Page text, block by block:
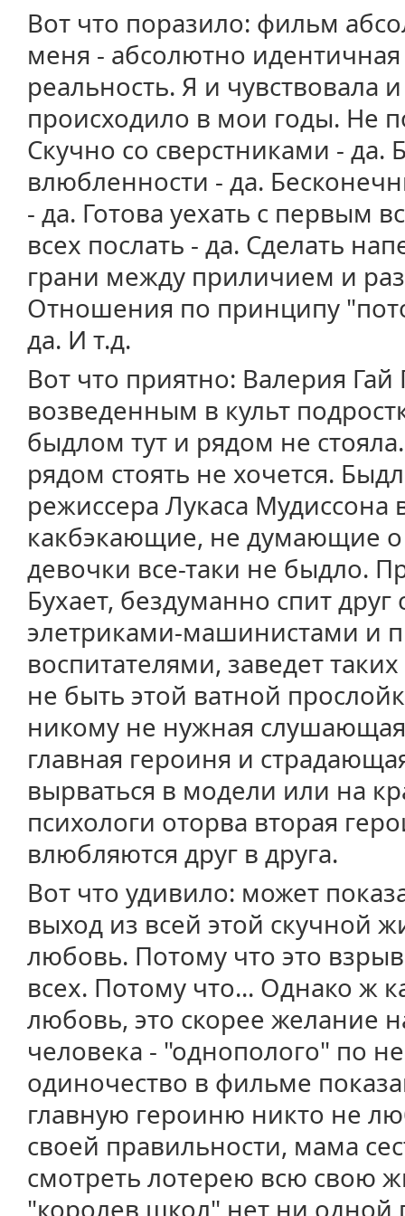
Вот что поразило: фильм
меня - абсолютно
реальность. Я и чувствовала
происходило в мои годы. Не
Скучно со сверстниками - да.
влюбленности - да.
- да. Готова уехать с первым
всех послать - да. Сделать
грани между приличием и
Отношения по принципу
да. И т.д.
Вот что приятно: Валерия
возведенным в культ
быдлом тут и рядом не
рядом стоять не хочется.
режиссера Лукаса Мудиссона
какбэкающие, не думающие
девочки все-таки не быдло.
Бухает, бездуманно спит
элетриками-машинистами и
воспитателями, заведет
не быть этой ватной
никому не нужная
главная героиня и
вырваться в модели или на
психологи оторва вторая
влюбляются друг в друга.
Вот что удивило: может
выход из всей этой скучной
любовь. Потому что это
всех. Потому что... Однако ж
любовь, это скорее желание
человека - "однополого" по
одиночество в фильме
главную героиню никто не
своей правильности, мама
смотреть лотерею всю свою
"королев школ" нет ни одной